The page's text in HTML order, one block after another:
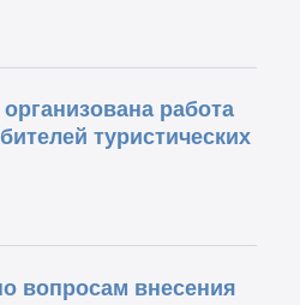
работа
туристических
вопросам внесения